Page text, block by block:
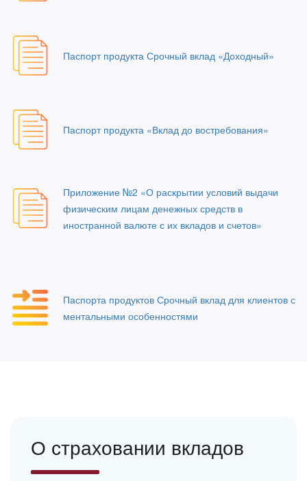
Паспорт продукта Срочный вклад «Доходный»
Паспорт продукта «Вклад до востребования»
Приложение №2 «О раскрытии условий выдачи
физическим лицам денежных средств в
иностранной валюте с их вкладов и счетов»
Паспорта продуктов Срочный вклад для клиентов с
ментальными особенностями
О страховании вкладов